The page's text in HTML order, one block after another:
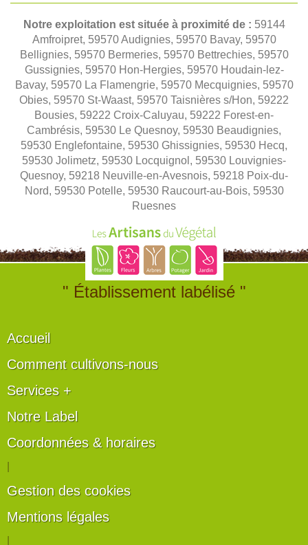
Notre exploitation est située à proximité de : 59144
Amfroipret, 59570 Audignies, 59570 Bavay, 59570
Bellignies, 59570 Bermeries, 59570 Bettrechies, 59570
Gussignies, 59570 Hon-Hergies, 59570 Houdain-lez-
Bavay, 59570 La Flamengrie, 59570 Mecquignies, 59570
Obies, 59570 St-Waast, 59570 Taisnières s/Hon, 59222
Bousies, 59222 Croix-Caluyau, 59222 Forest-en-
Cambrésis, 59530 Le Quesnoy, 59530 Beaudignies,
59530 Englefontaine, 59530 Ghissignies, 59530 Hecq,
59530 Jolimetz, 59530 Locquignol, 59530 Louvignies-
Quesnoy, 59218 Neuville-en-Avesnois, 59218 Poix-du-
Nord, 59530 Potelle, 59530 Raucourt-au-Bois, 59530
Ruesnes
" Établissement labélisé "
Accueil
Comment cultivons-nous
Services +
Notre Label
Coordonnées & horaires
Gestion des cookies
Mentions légales